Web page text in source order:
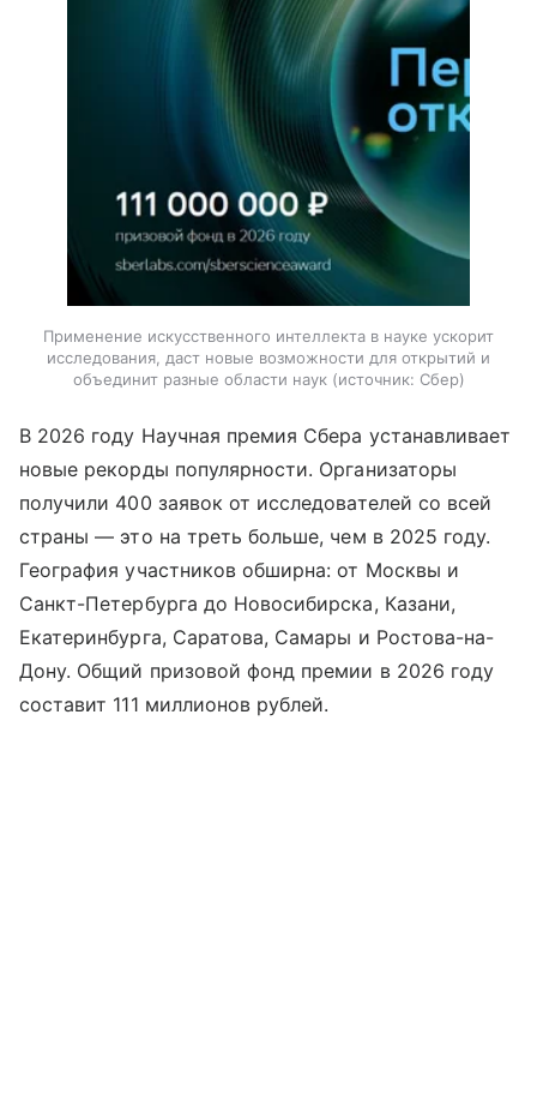
Применение искусственного интеллекта в науке ускорит
исследования, даст новые возможности для открытий и
объединит разные области наук
источник: Сбер
В 2026 году Научная премия Сбера устанавливает
новые рекорды популярности. Организаторы
получили 400 заявок от исследователей со всей
страны — это на треть больше, чем в 2025 году.
География участников обширна: от Москвы и
Санкт-Петербурга до Новосибирска, Казани,
Екатеринбурга, Саратова, Самары и Ростова-на-
Дону. Общий призовой фонд премии в 2026 году
составит 111 миллионов рублей.